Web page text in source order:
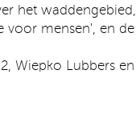
het
voor mensen', en
Wiepko Lubbers